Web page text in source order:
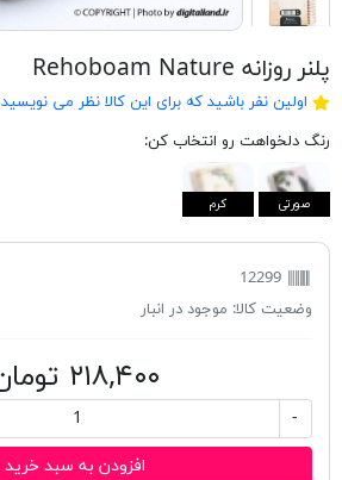
پلنر روزانه Rehoboam Nature
اولین نفر باشید که برای این کالا نظر می نویسید
رنگ دلخواهت رو انتخاب کن:
صورتی کرم
12299
وضعیت کالا: موجود در انبار
۲۱۸,۴۰۰ تومان
-
افزودن به سبد خرید